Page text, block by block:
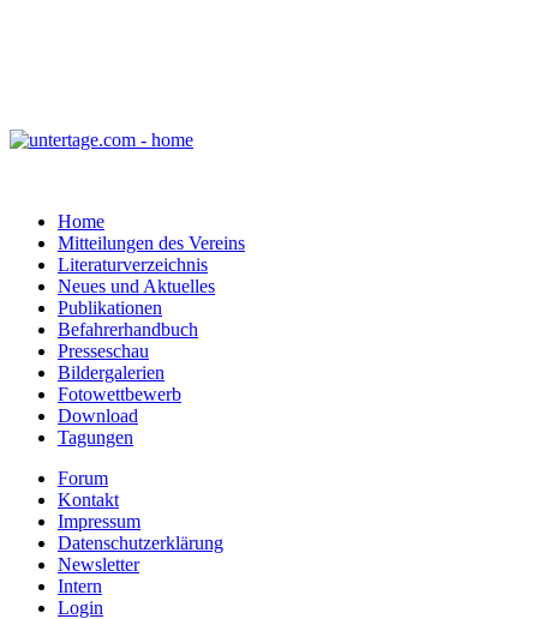
Home
Mitteilungen des Vereins
Literaturverzeichnis
Neues und Aktuelles
Publikationen
Befahrerhandbuch
Presseschau
Bildergalerien
Fotowettbewerb
Download
Tagungen
Forum
Kontakt
Impressum
Datenschutzerklärung
Newsletter
Intern
Login